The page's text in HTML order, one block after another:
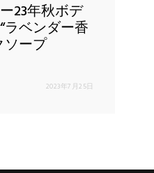
23年秋ボデ
ラベンダー香
ソープ
2023年7月25日